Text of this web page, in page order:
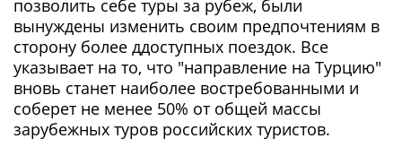
позволить себе туры за рубеж, были
вынуждены изменить своим предпочтениям в
сторону более ддоступных поездок. Все
указывает на то, что "направление на Турцию"
вновь станет наиболее востребованными и
соберет не менее 50% от общей массы
зарубежных туров российских туристов.